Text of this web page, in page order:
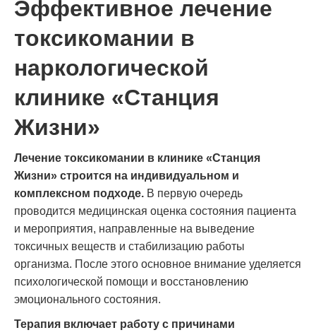
Эффективное лечение
токсикомании в
наркологической
клинике «Станция
Жизни»
Лечение токсикомании в клинике «Станция
Жизни» строится на индивидуальном и
комплексном подходе. В первую очередь
проводится медицинская оценка состояния пациента
и мероприятия, направленные на выведение
токсичных веществ и стабилизацию работы
организма. После этого основное внимание уделяется
психологической помощи и восстановлению
эмоционального состояния.
Терапия включает работу с причинами